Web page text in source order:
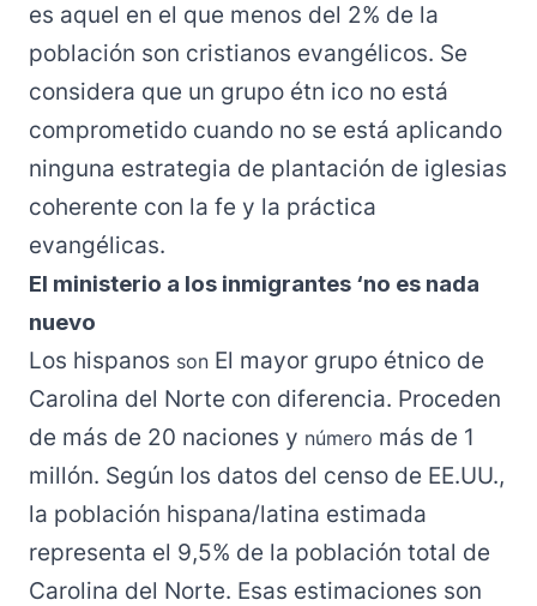
es aquel en el que menos del 2% de la
población son cristianos evangélicos. Se
considera que un grupo étn ico no está
comprometido cuando no se está aplicando
ninguna estrategia de plantación de iglesias
coherente con la fe y la práctica
evangélicas.
El ministerio a los inmigrantes ‘no es nada
nuevo
Los hispanos son El mayor grupo étnico de
Carolina del Norte con diferencia. Proceden
de más de 20 naciones y número más de 1
millón. Según los datos del censo de EE.UU.,
la población hispana/latina estimada
representa el 9,5% de la población total de
Carolina del Norte. Esas estimaciones son